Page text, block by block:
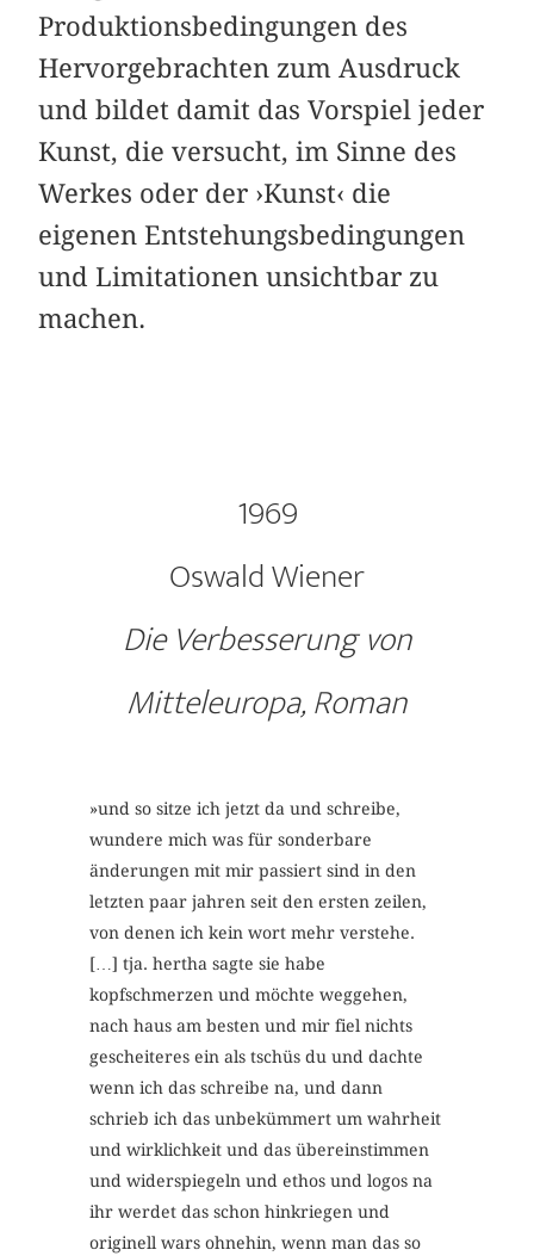
Produktionsbedingungen des
Hervorgebrachten zum Ausdruck
und bildet damit das Vorspiel jeder
Kunst, die versucht, im Sinne des
Werkes oder der ›Kunst‹ die
eigenen Entstehungsbedingungen
und Limitationen unsichtbar zu
machen.
1969
Oswald Wiener
Die Verbesserung von
Mitteleuropa, Roman
»und so sitze ich jetzt da und schreibe,
wundere mich was für sonderbare
änderungen mit mir passiert sind in den
letzten paar jahren seit den ersten zeilen,
von denen ich kein wort mehr verstehe.
[…] tja. hertha sagte sie habe
kopfschmerzen und möchte weggehen,
nach haus am besten und mir fiel nichts
gescheiteres ein als tschüs du und dachte
wenn ich das schreibe na, und dann
schrieb ich das unbekümmert um wahrheit
und wirklichkeit und das übereinstimmen
und widerspiegeln und ethos und logos na
ihr werdet das schon hinkriegen und
originell wars ohnehin, wenn man das so